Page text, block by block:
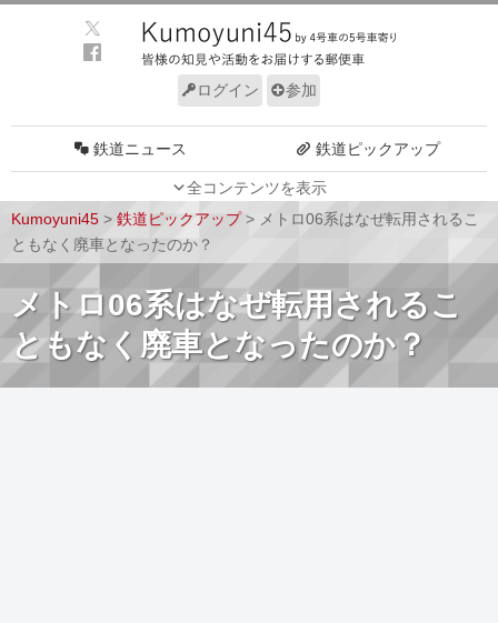
ログイン 参加
全コンテンツを表示
鉄道ニュース 鉄道ピックアップ
車両技術
Kumoyuni45 > 鉄道ピックアップ> メトロ06系はなぜ転用されるこ
ともなく廃車となったのか？
メトロ06系はなぜ転用されるこ
ともなく廃車となったのか？